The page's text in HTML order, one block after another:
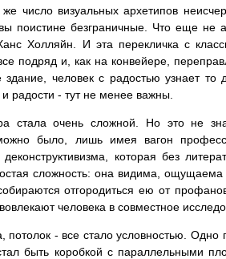
же число визуальных архетипов
поистине безграничные. Что еще не
Холляйн. И эта перекличка с
подряд и, как на конвейере,
здание, человек с радостью узнает то
радости - тут не менее важны.
стала очень сложной. Но это не
было, лишь имея вагон
деконструктивизма, которая без
сложность: она видима,
отгородиться ею от
человека в совместное
потолок - все стало условностью. Одно
быть коробкой с параллельными